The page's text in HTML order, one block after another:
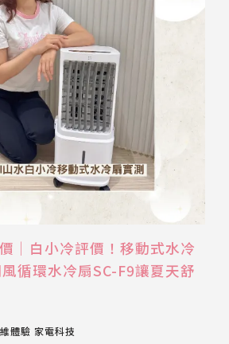
｜白小冷評價！移動式水冷
循環水冷扇SC-F9讓夏天舒
體驗 家電科技